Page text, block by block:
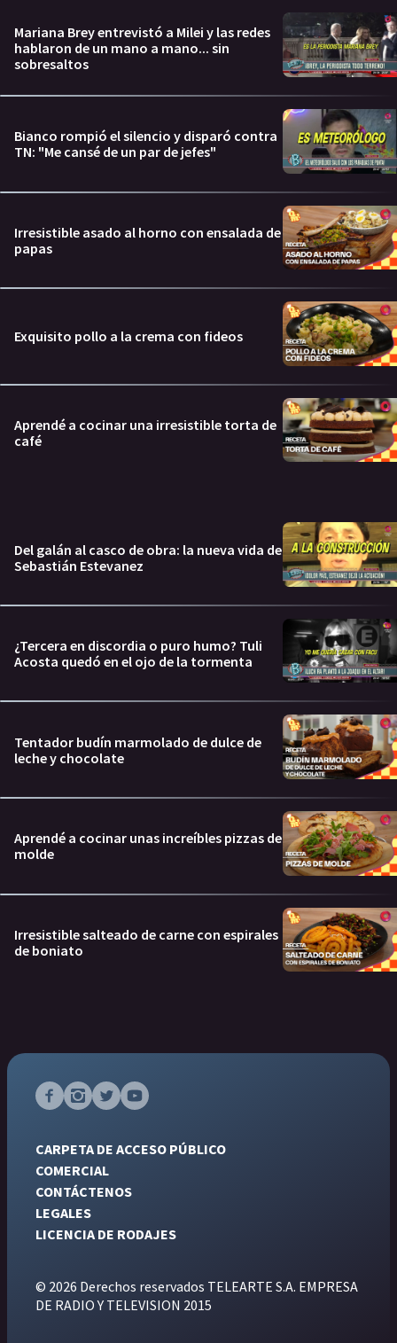
Mariana Brey entrevistó a Milei y las redes
hablaron de un mano a mano... sin
sobresaltos
Bianco rompió el silencio y disparó contra
TN: "Me cansé de un par de jefes"
Irresistible asado al horno con ensalada de
papas
Exquisito pollo a la crema con fideos
Aprendé a cocinar una irresistible torta de
café
Del galán al casco de obra: la nueva vida de
Sebastián Estevanez
¿Tercera en discordia o puro humo? Tuli
Acosta quedó en el ojo de la tormenta
Tentador budín marmolado de dulce de
leche y chocolate
Aprendé a cocinar unas increíbles pizzas de
molde
Irresistible salteado de carne con espirales
de boniato
CARPETA DE ACCESO PÚBLICO
COMERCIAL
CONTÁCTENOS
LEGALES
LICENCIA DE RODAJES
© 2026 Derechos reservados TELEARTE S.A. EMPRESA
DE RADIO Y TELEVISION 2015